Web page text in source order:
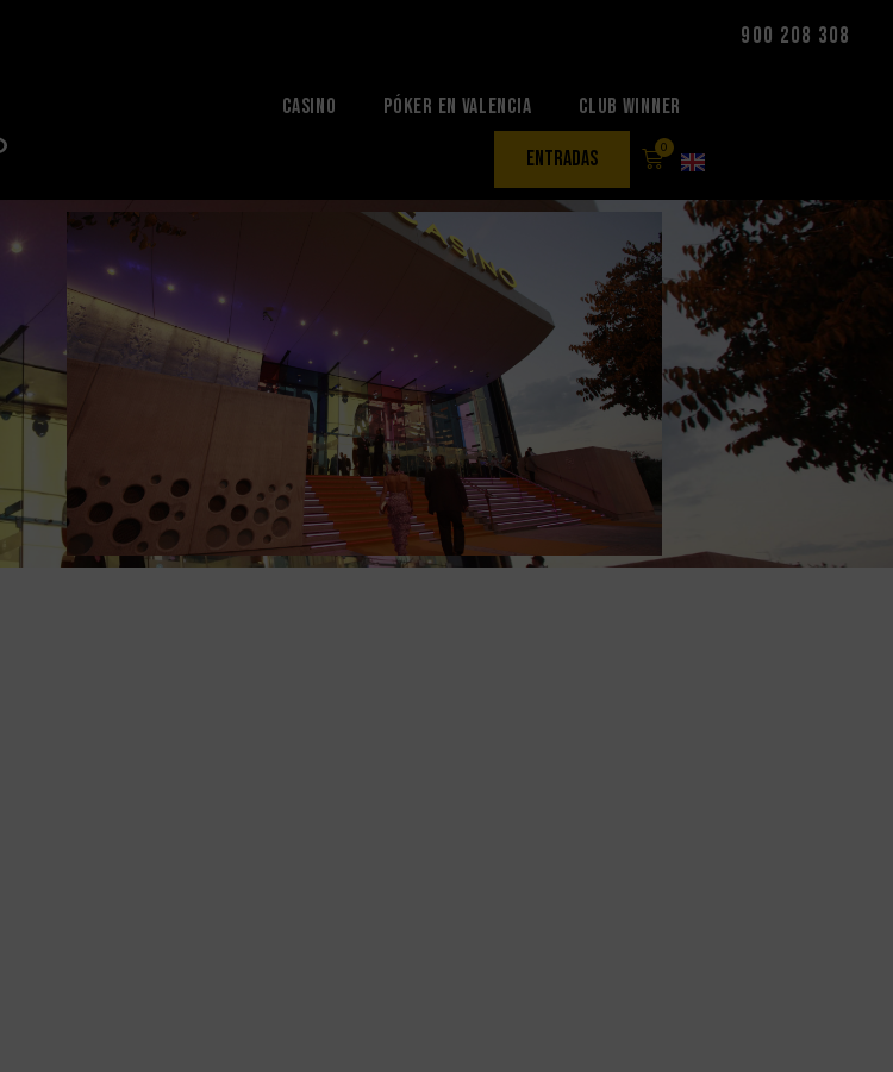
900 208 308
CASINO Póker en Valencia Club Winner
entradas 0